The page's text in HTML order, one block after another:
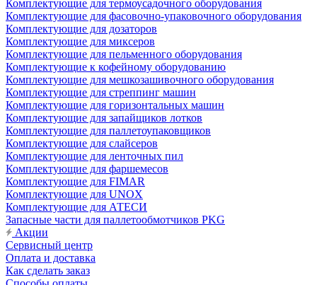
Комплектующие для термоусадочного оборудования
Комплектующие для фасовочно-упаковочного оборудования
Комплектующие для дозаторов
Комплектующие для миксеров
Комплектующие для пельменного оборудования
Комплектующие к кофейному оборудованию
Комплектующие для мешкозашивочного оборудования
Комплектующие для стреппинг машин
Комплектующие для горизонтальных машин
Комплектующие для запайщиков лотков
Комплектующие для паллетоупаковщиков
Комплектующие для слайсеров
Комплектующие для ленточных пил
Комплектующие для фаршемесов
Комплектующие для FIMAR
Комплектующие для UNOX
Комплектующие для АТЕСИ
Запасные части для паллетообмотчиков PKG
Акции
Сервисный центр
Оплата и доставка
Как сделать заказ